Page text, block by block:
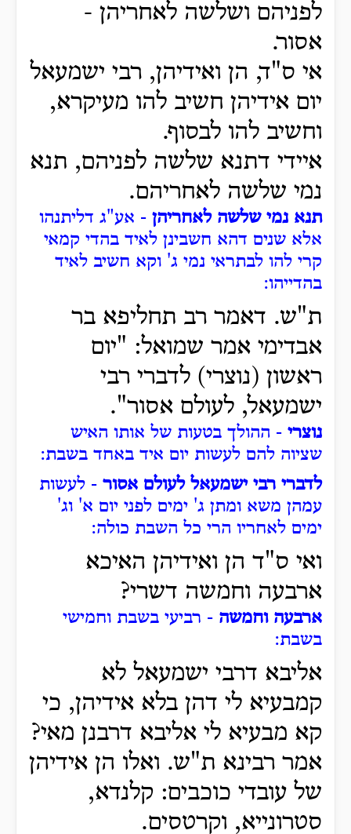
לפניהם ושלשה לאחריהן -
אסור.
אי ס"ד, הן ואידיהן, רבי ישמעאל
יום אידיהן חשיב להו מעיקרא,
וחשיב להו לבסוף.
איידי דתנא שלשה לפניהם, תנא
נמי שלשה לאחריהם.
תנא נמי שלשה לאחריהן - אע"ג דליתנהו
אלא שנים דהא חשבינן לאיד בהדי קמאי
קרי להו לבתראי נמי ג' וקא חשיב לאיד
בהדייהו:
ת"ש. דאמר רב תחליפא בר
אבדימי אמר שמואל: "יום
ראשון (נוצרי) לדברי רבי
ישמעאל, לעולם אסור".
נוצרי - ההולך בטעות של אותו האיש
שציוה להם לעשות יום איד באחד בשבת:
לדברי רבי ישמעאל לעולם אסור - לעשות
עמהן משא ומתן ג' ימים לפני יום א' וג'
ימים לאחריו הרי כל השבת כולה:
ואי ס"ד הן ואידיהן האיכא
ארבעה וחמשה דשרי?
ארבעה וחמשה - רביעי בשבת וחמישי
בשבת:
אליבא דרבי ישמעאל לא
קמבעיא לי דהן בלא אידיהן, כי
קא מבעיא לי אליבא דרבנן מאי?
אמר רבינא ת"ש. ואלו הן אידיהן
של עובדי כוכבים: קלנדא,
סטרונייא, וקרטסים.